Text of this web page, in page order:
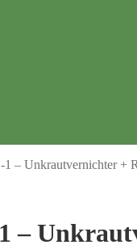
– Unkrautvernichter +
–